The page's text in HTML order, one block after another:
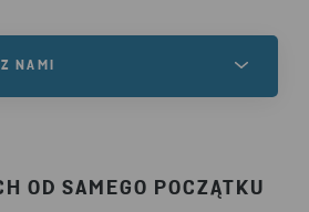
OD SAMEGO POCZĄTKU
NAMI
czy recyklingu odpadów lub